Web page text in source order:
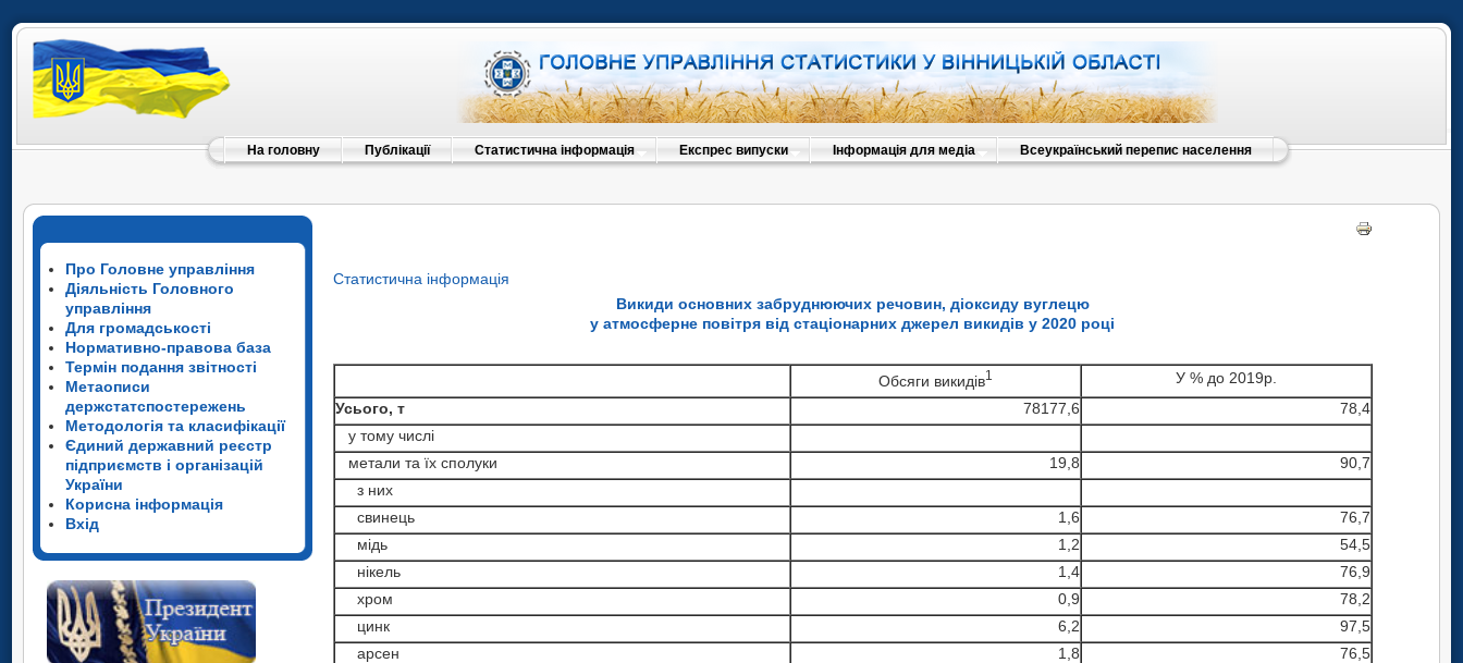
На головну Публікації Статистична інформація Експрес випуски Інформація для медіа Всеукраїнський перепис населення
Про Головне управління
Діяльність Головного
управління
Для громадськості
Нормативно-правова база
Термін подання звітності
Метаописи
держстатспостережень
Методологія та класифікації
Єдиний державний реєстр
підприємств і організацій
України
Корисна інформація
Вхід
Статистична інформація
Викиди основних забруднюючих речовин, діоксиду вуглецю
у атмосферне повітря від стаціонарних джерел викидів у 2020 році
Обсяги викидів1
У % до 2019р.
Усього, т
78177,6
78,4
у тому числі
метали та їх сполуки
19,8
90,7
з них
свинець
1,6
76,7
мідь
1,2
54,5
нікель
1,4
76,9
хром
0,9
78,2
цинк
6,2
97,5
арсен
1,8
76,5